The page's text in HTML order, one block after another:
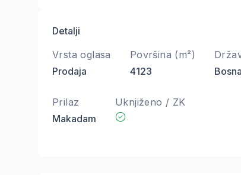
Detalji
Vrsta oglasa
Prodaja
Površina (m²)
4123
Prilaz
Makadam
Uknjiženo / ZK